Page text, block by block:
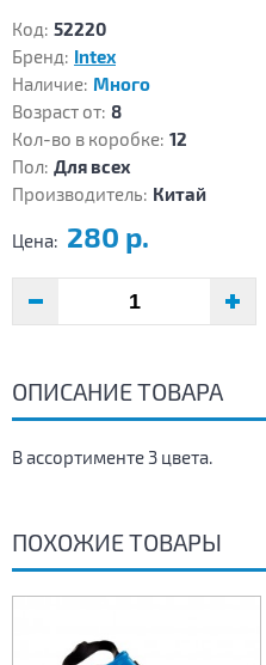
Код: 52220
Бренд: Intex
Наличие: Много
Возраст от: 8
Кол-во в коробке: 12
Пол: Для всех
Производитель: Китай
Цена: 280 р.
ОПИСАНИЕ ТОВАРА
В ассортименте 3 цвета.
ПОХОЖИЕ ТОВАРЫ